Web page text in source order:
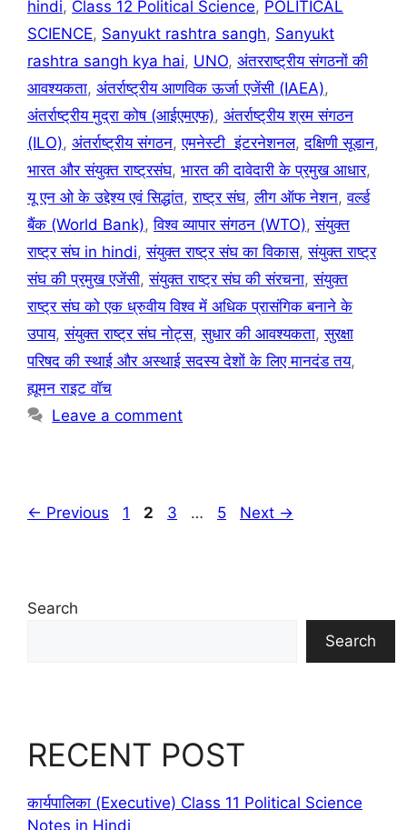
hindi, Class 12 Political Science, POLITICAL
SCIENCE, Sanyukt rashtra sangh, Sanyukt
rashtra sangh kya hai, UNO, अंतरराष्ट्रीय संगठनों की
आवश्यकता, अंतर्राष्ट्रीय आणविक ऊर्जा एजेंसी (IAEA),
अंतर्राष्ट्रीय मुद्रा कोष (आईएमएफ), अंतर्राष्ट्रीय श्रम संगठन
(ILO), अंतर्राष्ट्रीय संगठन,एमनेस्टी इंटरनेशनल,दक्षिणी सूडान,
भारत और संयुक्त राष्ट्रसंघ, भारत की दावेदारी के प्रमुख आधार,
यू एन ओ के उद्देश्य एवं सिद्धांत,राष्ट्र संघ,लीग ऑफ नेशन,वर्ल्ड
बैंक (World Bank),विश्व व्यापार संगठन (WTO),संयुक्त
राष्ट्र संघ in hindi,संयुक्त राष्ट्र संघ का विकास,संयुक्त राष्ट्र
संघ की प्रमुख एजेंसी,संयुक्त राष्ट्र संघ की संरचना,संयुक्त
राष्ट्र संघ को एक ध्रुवीय विश्व में अधिक प्रासंगिक बनाने के
उपाय,संयुक्त राष्ट्र संघ नोट्स,सुधार की आवश्यकता,सुरक्षा
परिषद की स्थाई और अस्थाई सदस्य देशों के लिए मानदंड तय,
ह्यूमन राइट वॉच
Leave a comment
← Previous Page
1 Page
2 Page
3 … Page
5 Next →
Search
Search
RECENT POST
कार्यपालिका (Executive) Class 11 Political Science
Notes in Hindi